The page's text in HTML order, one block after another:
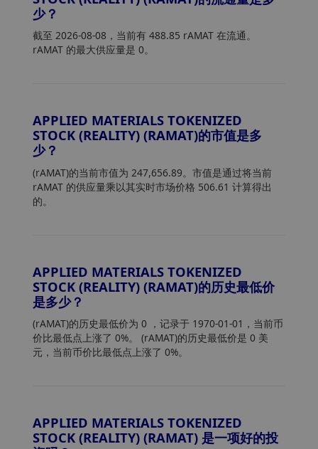
少？
截至 2026-08-08，当前有 488.85 rAMAT 在流通。
rAMAT 的最大供应量是 0。
APPLIED MATERIALS TOKENIZED
STOCK (REALITY) (RAMAT)的市值是多
少？
(rAMAT)的当前市值为 247,656.89。市值是通过将当前
rAMAT 的供应量乘以其实时市场价格 506.61 计算得出
的。
APPLIED MATERIALS TOKENIZED
STOCK (REALITY) (RAMAT)的历史最低价
是多少？
(rAMAT)的历史最低价为 0 ，记录于 1970-01-01，当前币
价比最低点上涨了 0%。 (rAMAT)的历史最低价是 0 美
元，当前币价比最低点上涨了 0%。
APPLIED MATERIALS TOKENIZED
STOCK (REALITY) (RAMAT) 是一项好的投